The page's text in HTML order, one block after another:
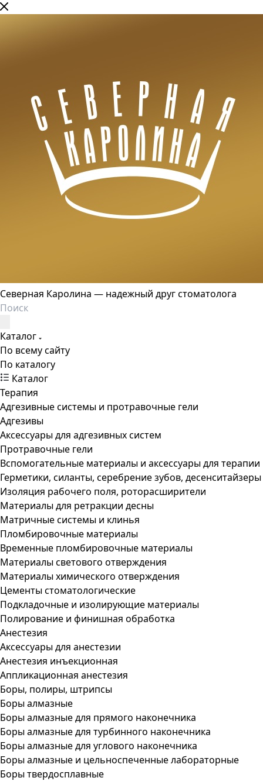
Северная Каролина — надежный друг стоматолога
Каталог
По всему сайту
По каталогу
Каталог
Терапия
Адгезивные системы и протравочные гели
Адгезивы
Аксессуары для адгезивных систем
Протравочные гели
Вспомогательные материалы и аксессуары для терапии
Герметики, силанты, серебрение зубов, десенситайзеры
Изоляция рабочего поля, роторасширители
Материалы для ретракции десны
Матричные системы и клинья
Пломбировочные материалы
Временные пломбировочные материалы
Материалы светового отверждения
Материалы химического отверждения
Цементы стоматологические
Подкладочные и изолирующие материалы
Полирование и финишная обработка
Анестезия
Аксессуары для анестезии
Анестезия инъекционная
Аппликационная анестезия
Боры, полиры, штрипсы
Боры алмазные
Боры алмазные для прямого наконечника
Боры алмазные для турбинного наконечника
Боры алмазные для углового наконечника
Боры алмазные и цельноспеченные лабораторные
Боры твердосплавные